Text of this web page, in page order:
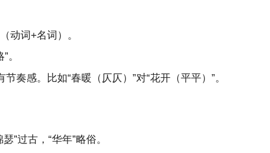
动词+名词）。
。
奏感。比如“春暖（仄仄）”对“花开（平平）”。
”过古，“华年”略俗。